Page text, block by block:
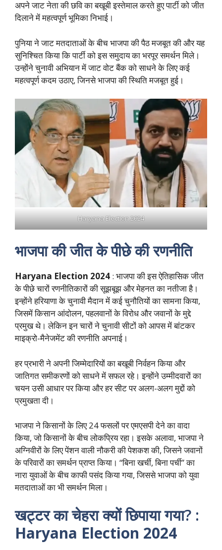
अपने जाट नेता की छवि का बखूबी इस्तेमाल करते हुए पार्टी को जीत
दिलाने में महत्वपूर्ण भूमिका निभाई।
पुनिया ने जाट मतदाताओं के बीच भाजपा की पैठ मजबूत की और यह
सुनिश्चित किया कि पार्टी को इस समुदाय का भरपूर समर्थन मिले।
उन्होंने चुनावी अभियान में जाट वोट बैंक को साधने के लिए कई
महत्वपूर्ण कदम उठाए, जिनसे भाजपा की स्थिति मजबूत हुई।
Haryana Election 2024
भाजपा की जीत के पीछे की रणनीति
Haryana Election 2024 : भाजपा की इस ऐतिहासिक जीत
के पीछे चारों रणनीतिकारों की सूझबूझ और मेहनत का नतीजा है।
इन्होंने हरियाणा के चुनावी मैदान में कई चुनौतियों का सामना किया,
जिसमें किसान आंदोलन, पहलवानों के विरोध और जवानों के मुद्दे
प्रमुख थे। लेकिन इन चारों ने चुनावी सीटों को आपस में बांटकर
माइक्रो-मैनेजमेंट की रणनीति अपनाई।
हर प्रभारी ने अपनी जिम्मेदारियों का बखूबी निर्वहन किया और
जातिगत समीकरणों को साधने में सफल रहे। इन्होंने उम्मीदवारों का
चयन उसी आधार पर किया और हर सीट पर अलग-अलग मुद्दों को
प्रमुखता दी।
भाजपा ने किसानों के लिए 24 फसलों पर एमएसपी देने का वादा
किया, जो किसानों के बीच लोकप्रिय रहा। इसके अलावा, भाजपा ने
अग्निवीरों के लिए पेंशन वाली नौकरी की पेशकश की, जिसने जवानों
के परिवारों का समर्थन प्राप्त किया। “बिना खर्ची, बिना पर्ची” का
नारा युवाओं के बीच काफी पसंद किया गया, जिससे भाजपा को युवा
मतदाताओं का भी समर्थन मिला।
खट्टर का चेहरा क्यों छिपाया गया? :
Haryana Election 2024